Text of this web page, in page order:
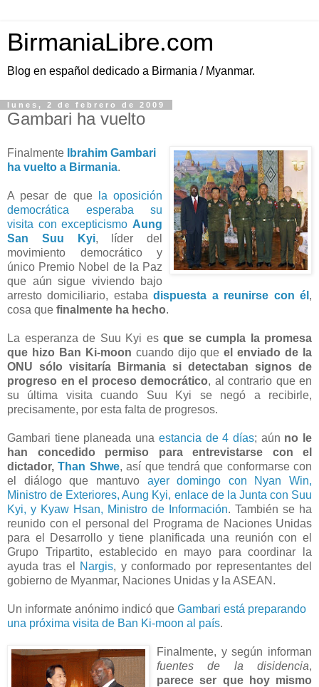
BirmaniaLibre.com
Blog en español dedicado a Birmania / Myanmar.
lunes, 2 de febrero de 2009
Gambari ha vuelto
Finalmente
Ibrahim Gambari
ha vuelto a Birmania.
A pesar de que
la oposición
democrática esperaba su
visita con excepticismo Aung
San Suu Kyi, líder del
movimiento democrático y
único Premio Nobel de la Paz
que aún sigue viviendo bajo
arresto domiciliario, estabadispuesta a reunirse con él ,
cosa que finalmente ha hecho.
La esperanza de Suu Kyi es que se cumpla la promesa
que hizo Ban Ki-moon cuando dijo queel enviado de la
ONU sólo visitaría Birmania si detectaban signos de
progreso en el proceso democrático, al contrario que en
su última visita cuando Suu Kyi se negó a recibirle,
precisamente, por esta falta de progresos.
Gambari tiene planeada una estancia de 4 días; aún no le
han concedido permiso para entrevistarse con el
dictador,Than Shwe, así que tendrá que conformarse con
el diálogo que mantuvo ayer domingo con Nyan Win,
Ministro de Exteriores, Aung Kyi, enlace de la Junta con Suu
Kyi, y Kyaw Hsan, Ministro de Información. También se ha
reunido con el personal del Programa de Naciones Unidas
para el Desarrollo y tiene planificada una reunión con e
Grupo Tripartito, establecido en mayo para coordinar la
ayuda tras el
Nargis, y conformado por representantes del
gobierno de Myanmar, Naciones Unidas y la ASEAN .
Un informate anónimo indicó que Gambari está preparando
una próxima visita de Ban Ki-moon al país.
Finalmente, y según informan
fuentes de la disidencia,
parece ser que hoy mismo